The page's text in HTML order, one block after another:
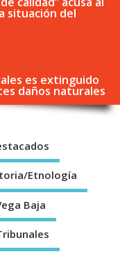
situación del
es extinguido
daños naturales
Etnología
Baja